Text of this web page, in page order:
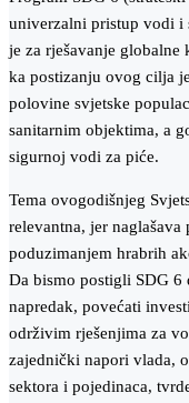
univerzalni pristup vodi i
je za rješavanje
ka postizanju ovog cilja
polovine svjetske
sanitarnim objektima, a
sigurnoj vodi za piće.
Tema ovogodišnjeg
relevantna, jer
poduzimanjem hrabrih
Da bismo postigli SDG
napredak, povećati
održivim rješenjima za
zajednički napori vlada,
sektora i pojedinaca,